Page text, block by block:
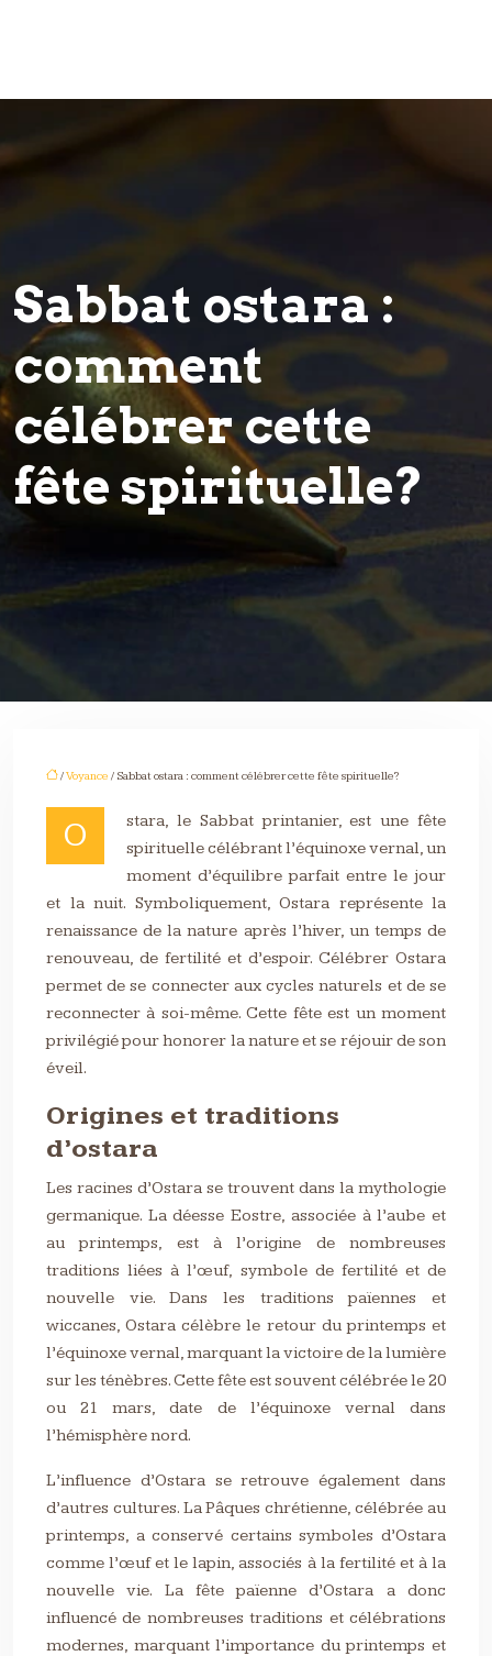
Sabbat ostara :
comment
célébrer cette
fête spirituelle?
/Voyance / Sabbat ostara : comment célébrer cette fête spirituelle?
O
stara, le Sabbat printanier, est une fête
spirituelle célébrant l’équinoxe vernal, un
moment d’équilibre parfait entre le jour
et la nuit. Symboliquement, Ostara représente la
renaissance de la nature après l’hiver, un temps de
renouveau, de fertilité et d’espoir. Célébrer Ostara
permet de se connecter aux cycles naturels et de se
reconnecter à soi-même. Cette fête est un moment
privilégié pour honorer la nature et se réjouir de son
éveil.
Origines et traditions
d’ostara
Les racines d’Ostara se trouvent dans la mythologie
germanique. La déesse Eostre, associée à l’aube et
au printemps, est à l’origine de nombreuses
traditions liées à l’œuf, symbole de fertilité et de
nouvelle vie. Dans les traditions païennes et
wiccanes, Ostara célèbre le retour du printemps et
l’équinoxe vernal, marquant la victoire de la lumière
sur les ténèbres. Cette fête est souvent célébrée le 20
ou 21 mars, date de l’équinoxe vernal dans
l’hémisphère nord.
L’influence d’Ostara se retrouve également dans
d’autres cultures. La Pâques chrétienne, célébrée au
printemps, a conservé certains symboles d’Ostara
comme l’œuf et le lapin, associés à la fertilité et à la
nouvelle vie. La fête païenne d’Ostara a donc
influencé de nombreuses traditions et célébrations
modernes, marquant l’importance du printemps et